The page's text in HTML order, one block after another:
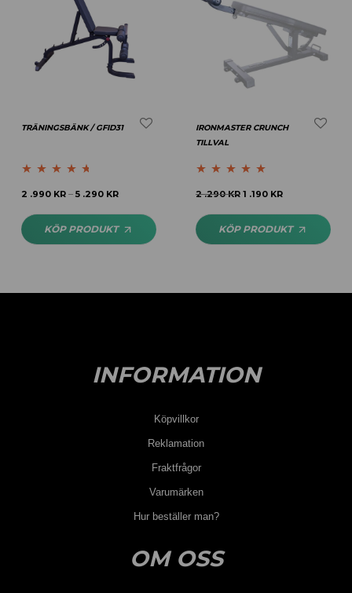
TRÄNINGSBÄNK / GFID31
Betygsatt 4.57
2 .990 KR – 5 .290 KR
KÖP PRODUKT
IRONMASTER CRUNCH
TILLVAL
Betygsatt4.78
2 .290KR 1 .190 KR
KÖP PRODUKT
INFORMATION
Köpvillkor
Reklamation
Fraktfrågor
Varumärken
Hur beställer man?
OM OSS